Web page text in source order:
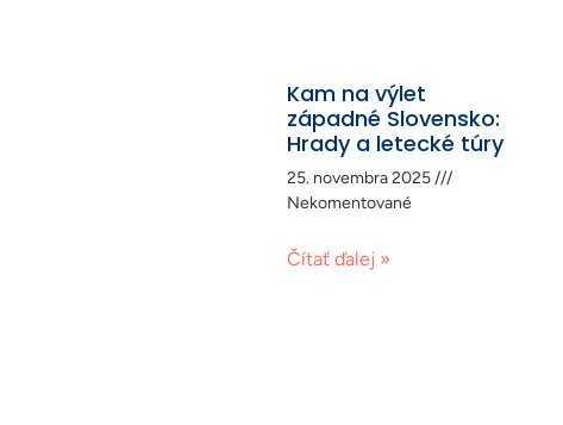
Kam na výlet
západné Slovensko:
Hrady a letecké túry
25. novembra 2025
Nekomentované
Čítať ďalej »